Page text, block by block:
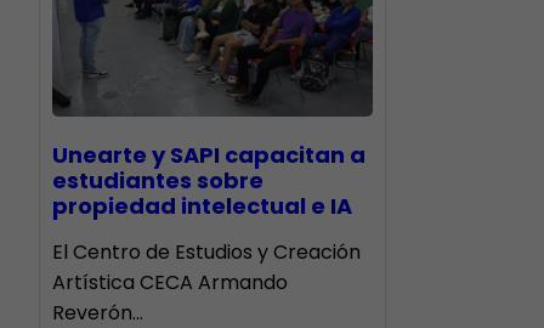
Unearte y SAPI capacitan a
estudiantes sobre
propiedad intelectual e IA
El Centro de Estudios y Creación
Artística CECA Armando
Reverón…